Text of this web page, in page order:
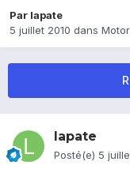
Par lapate
5 juillet 2010 dans
lapate
Posté(e) 5